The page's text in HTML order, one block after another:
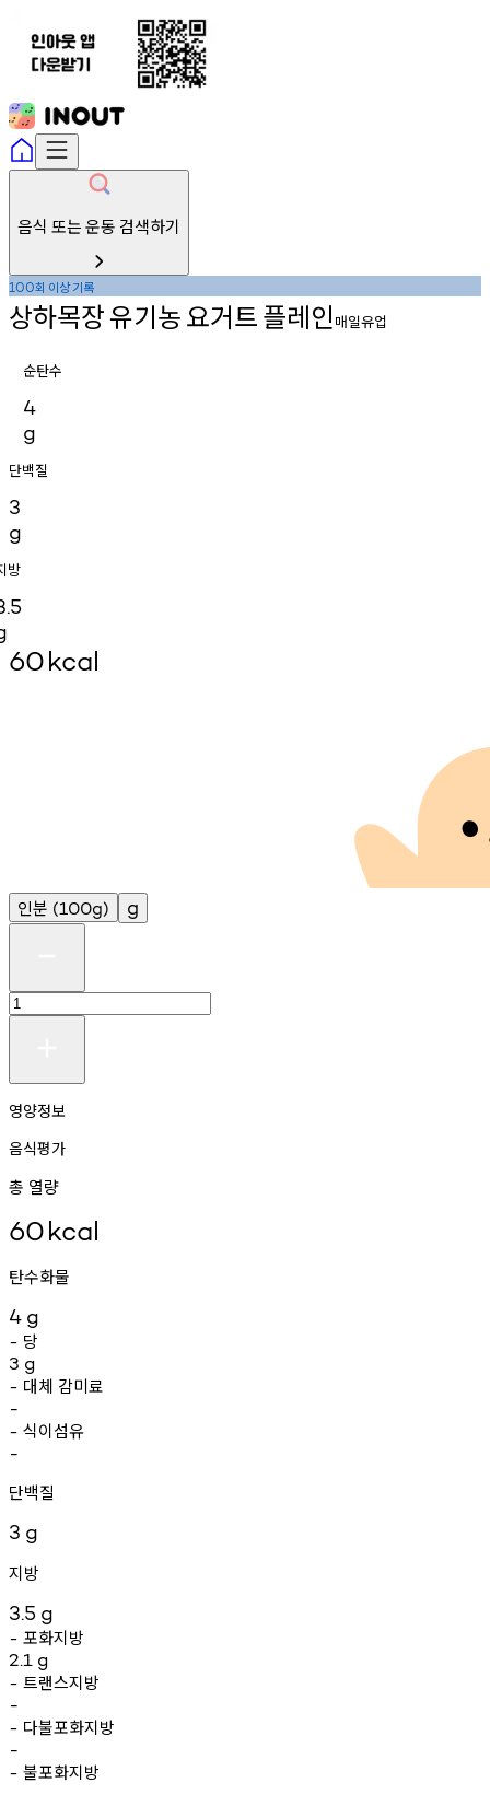
음식 또는 운동 검색하기
100회 이상기록
상하목장유기농요거트플레인 매일유업
순탄수
4
g
단백질
3
g
방
60kcal
인분 (100g) g
영양정보
음식평가
총 열량
60kcal
탄수화물
4 g
- 당
3 g
- 대체 감미료
-
- 식이섬유
-
단백질
3 g
지방
3.5 g
- 포화지방
2.1 g
- 트랜스지방
-
- 다불포화지방
-
- 불포화지방